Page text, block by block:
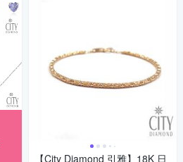
【City Diamond 引雅】18K 日